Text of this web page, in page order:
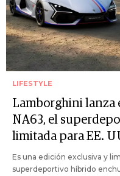
LIFESTYLE
Lamborghini lanza
NA63, el
limitada para EE.
Es una edición exclusiva y
superdeportivo híbrido